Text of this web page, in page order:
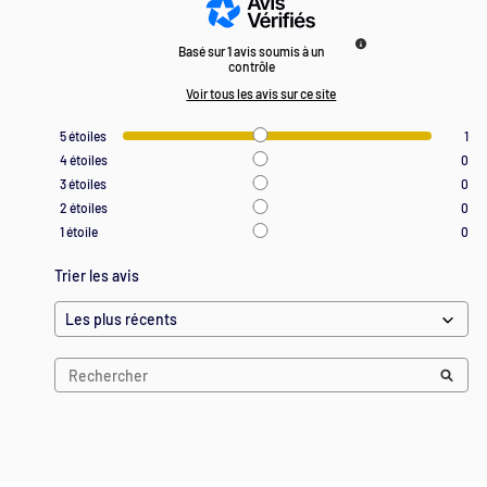
Basé sur1avis soumis à un
contrôle
Voir tous les avis sur ce site
5étoiles
1
4étoiles
0
3étoiles
0
2 étoiles
0
1étoile 0
Trier les avis